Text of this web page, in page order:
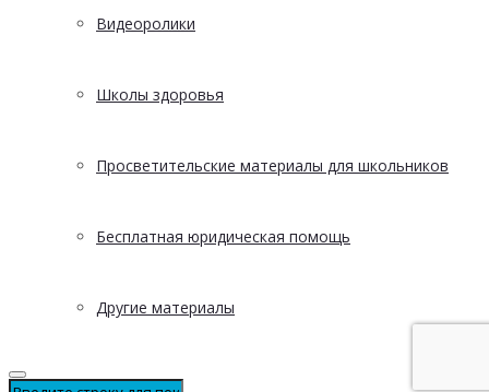
Видеоролики
Школы здоровья
Просветительские материалы для школьников
Бесплатная юридическая помощь
Другие материалы